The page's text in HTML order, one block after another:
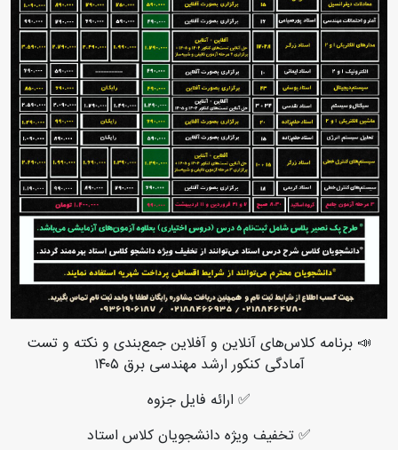
📣 برنامه کلاس‌های آنلاین و آفلاین جمع‌بندی و نکته و تست
آمادگی کنکور ارشد مهندسی برق ۱۴۰۵
✅ ارائه فایل جزوه
✅ تخفیف ویژه دانشجویان کلاس استاد